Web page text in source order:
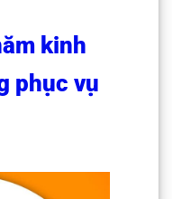
kinh
phục vụ